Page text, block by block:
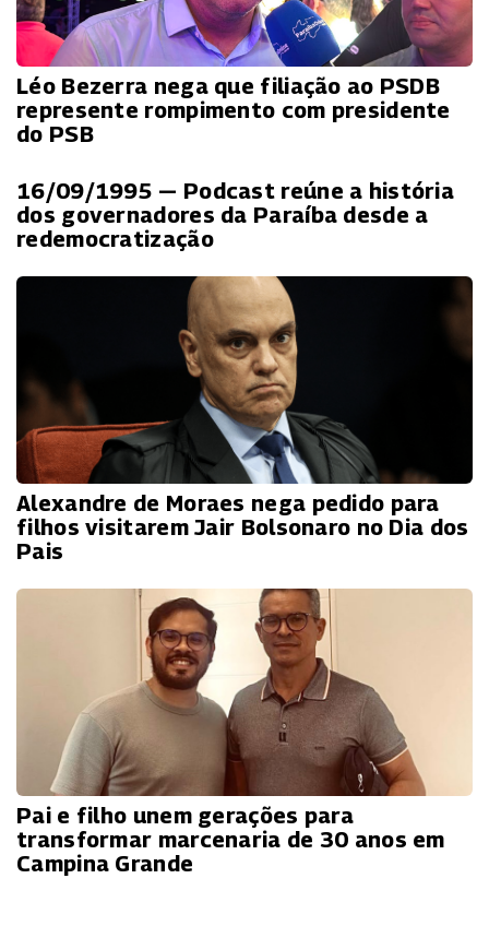
Léo Bezerra nega que filiação ao PSDB
represente rompimento com presidente
do PSB
16/09/1995 — Podcast reúne a história
dos governadores da Paraíba desde a
redemocratização
Alexandre de Moraes nega pedido para
filhos visitarem Jair Bolsonaro no Dia dos
Pais
Pai e filho unem gerações para
transformar marcenaria de 30 anos em
Campina Grande